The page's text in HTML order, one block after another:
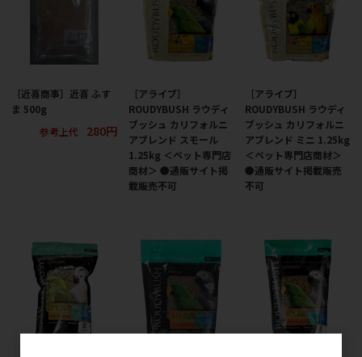
［近喜商事］近喜 ふす
ま 500g
参考上代
280円
［アライブ］
ROUDYBUSH ラウディ
ブッシュ カリフォルニ
アブレンド スモール
1.25kg ＜ペット専門店
商材＞ ●通販サイト掲
載販売不可
［アライブ］
ROUDYBUSH ラウディ
ブッシュ カリフォルニ
アブレンド ミニ 1.25kg
＜ペット専門店商材＞
●通販サイト掲載販売
不可